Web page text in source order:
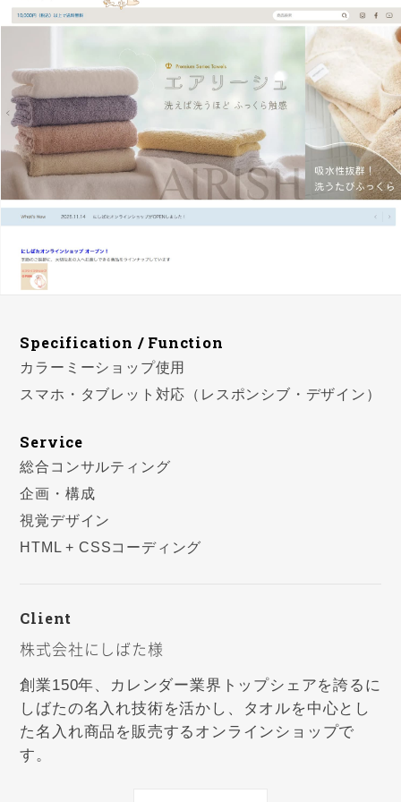
Specification / Function
カラーミーショップ使用
スマホ・タブレット対応（レスポンシブ・デザイン）
Service
総合コンサルティング
企画・構成
視覚デザイン
HTML + CSSコーディング
Client
株式会社にしばた様
創業150年、カレンダー業界トップシェアを誇るに
しばたの名入れ技術を活かし、タオルを中心とし
た名入れ商品を販売するオンラインショップで
す。